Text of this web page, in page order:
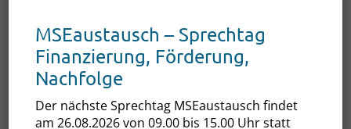
MSEaustausch – Sprechtag
Finanzierung, Förderung,
Nachfolge
Der nächste Sprechtag MSEaustausch findet
am 26.08.2026 von 09.00 bis 15.00 Uhr statt